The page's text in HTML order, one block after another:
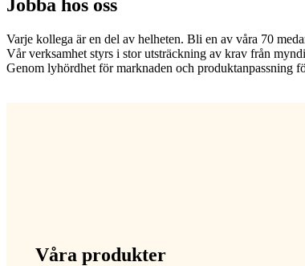
Jobba hos oss
Varje kollega är en del av helheten. Bli en av våra 70
Vår verksamhet styrs i stor utsträckning av krav från
Genom lyhördhet för marknaden och produktanpassning
Våra produkter